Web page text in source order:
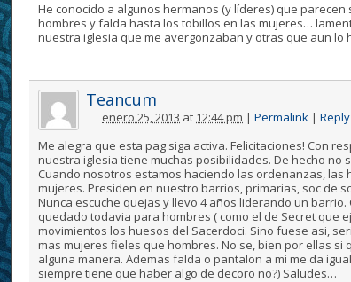
He conocido a algunos hermanos (y líderes) que
hombres y falda hasta los tobillos en las mujeres…
nuestra iglesia que me avergonzaban y otras que aun lo
Teancum
enero 25, 2013 at 12:44 pm | Permalink | Reply
Me alegra que esta pag siga activa. Felicitaciones! Con
nuestra iglesia tiene muchas posibilidades. De hecho no
Cuando nosotros estamos haciendo las ordenanzas, las
mujeres. Presiden en nuestro barrios, primarias, soc de
Nunca escuche quejas y llevo 4 años liderando un
quedado todavia para hombres ( como el de Secret que
movimientos los huesos del Sacerdoci. Sino fuese asi,
mas mujeres fieles que hombres. No se, bien por ellas
alguna manera. Ademas falda o pantalon a mi me da
siempre tiene que haber algo de decoro no?) Saludes…